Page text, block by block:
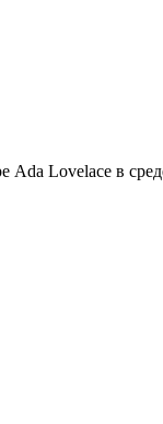
Ada Lovelace в